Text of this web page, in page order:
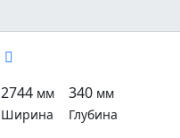
2744 мм
Ширина
340 мм
Глубина